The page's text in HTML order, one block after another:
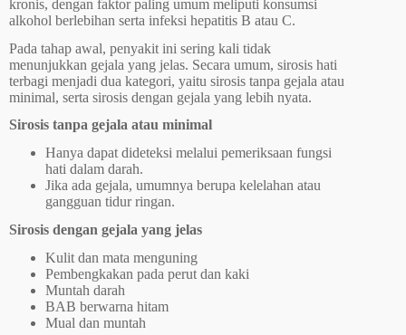
kronis, dengan faktor paling umum meliputi konsumsi
alkohol berlebihan serta infeksi hepatitis B atau C.
Pada tahap awal, penyakit ini sering kali tidak
menunjukkan gejala yang jelas. Secara umum, sirosis hati
terbagi menjadi dua kategori, yaitu sirosis tanpa gejala atau
minimal, serta sirosis dengan gejala yang lebih nyata.
Sirosis tanpa gejala atau minimal
Hanya dapat dideteksi melalui pemeriksaan fungsi
hati dalam darah.
Jika ada gejala, umumnya berupa kelelahan atau
gangguan tidur ringan.
Sirosis dengan gejala yang jelas
Kulit dan mata menguning
Pembengkakan pada perut dan kaki
Muntah darah
BAB berwarna hitam
Mual dan muntah